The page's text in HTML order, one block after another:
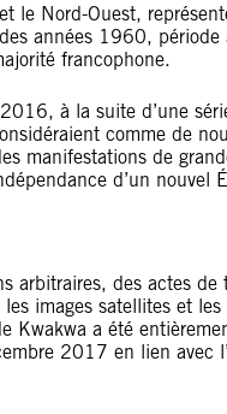
le Nord-Ouest,
années 1960,
francophone.
à la suite d’une
comme de
manifestations de
d’un nouvel
arbitraires, des actes
images satellites et
Kwakwa a été
2017 en lien avec